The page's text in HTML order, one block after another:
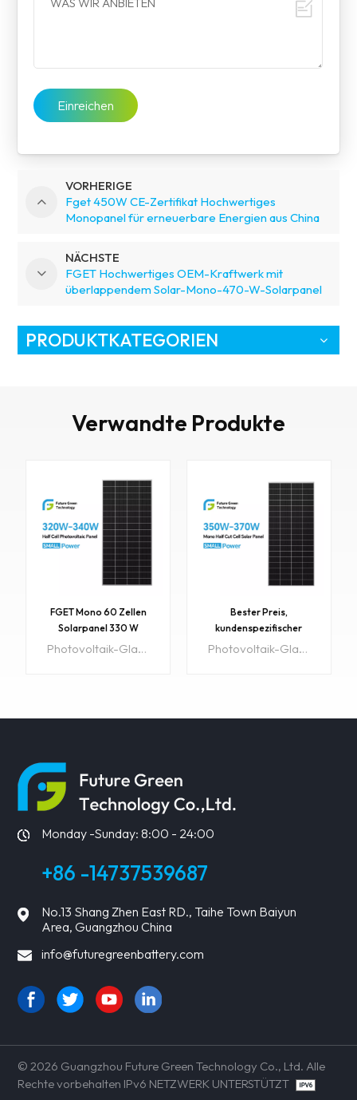
Einreichen
VORHERIGE
Fget 450W CE-Zertifikat Hochwertiges
Monopanel für erneuerbare Energien aus China
NÄCHSTE
FGET Hochwertiges OEM-Kraftwerk mit
überlappendem Solar-Mono-470-W-Solarpanel
PRODUKTKATEGORIEN
Verwandte Produkte
FGET Mono 60 Zellen
Solarpanel 330 W
Photovoltaik-Panel für
Photovoltaik-Glasfassadenprodukte können in großem Umfang in Gebäudebeschattungssystemen, Gebäudefassaden, Photovoltaikdächern, Photovoltaiktüren und -fenstern und anderen Photovoltaik-Stromerzeugungsanlagen eingesetzt werden. Hohe Qualität, sstarke Anwendbarkeit,gute Ausgangseffizienz, geringer Lichteffekt usw.Artikel-Nr.:Sh-330W-01Größe: 1730 x 900 x 35 mmGewicht: 17,13 kgMindestbestellmenge: 10 StückVorlaufzeit: 15 TageOEM:Verfügbar Ursprüngliche Region: ChinaMaximale Leistung: 330 WPanel-Effizienz: 21-22,5 %Solarzelle :A-grad
ERFAHREN
SIE MEHR
Bester Preis,
kundenspezifischer
verfügbarer
Photovoltaik-Glasfassadenprodukte können in großem Umfang in Gebäudebeschattungssystemen, Gebäudefassaden, Photovoltaikdächern, Photovoltaiktüren und -fenstern und anderen Photovoltaik-Stromerzeugungsanlagen eingesetzt werden. Hohe Qualität, sstarke Anwendbarkeit,gute Ausgangseffizienz, geringer Lichteffekt usw. Artikel-Nr.:Sh-360W-01Größe: 1730 x 1020 x 35 mmGewicht: 19,41 kgMindestbestellmenge: 10 StückVorlaufzeit: 15 TageOEM:Verfügbar Ursprüngliche Region: ChinaMaximale Leistung: 360 WPanel-Effizienz: 21-22,5 %Solarzelle :A-grad
SIE MEHR
Monday -Sunday: 8:00 - 24:00
+86 -14737539687
No.13 Shang Zhen East RD., Taihe Town Baiyun
Area, Guangzhou China
info@futuregreenbattery.com
© 2026 Guangzhou Future Green Technology Co., Ltd. Alle
Rechte vorbehalten IPv6 NETZWERK UNTERSTÜTZT